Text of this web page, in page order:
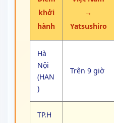
Cam
Ranh
(CXR)
Trên 14
Cần
Thơ
(VCA)
giờ